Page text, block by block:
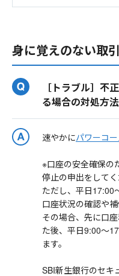
身に覚えのない取
［トラブル］不
る場合の対処方
速やかにパワーコ
※口座の安全確保の
停止の申出をして
ただし、平日17:00
口座状況の確認や
その場合、先に口
た後、平日9:00～
ます。
SBI新生銀行のセキ